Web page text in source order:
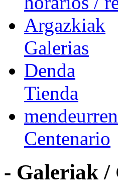
Argazkiak
Galerias
Denda
Tienda
Centenario
- Galeriak /